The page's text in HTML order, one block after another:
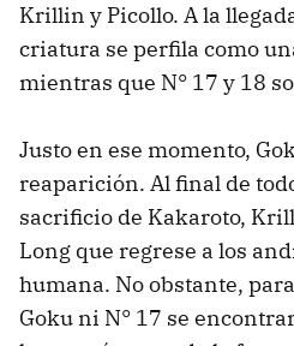
Krillin y Picollo. A la
criatura se perfila como
mientras que N° 17 y 18
Justo en ese momento,
reaparición. Al final de
sacrificio de Kakaroto,
Long que regrese a los
humana. No obstante,
Goku ni N° 17 se